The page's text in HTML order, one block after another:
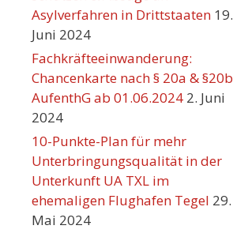
Asylverfahren in Drittstaaten 19.
Juni 2024
Fachkräfteeinwanderung:
Chancenkarte nach § 20a & §20b
AufenthG ab 01.06.2024 2. Juni
2024
10-Punkte-Plan für mehr
Unterbringungsqualität in der
Unterkunft UA TXL im
ehemaligen Flughafen Tegel 29.
Mai 2024